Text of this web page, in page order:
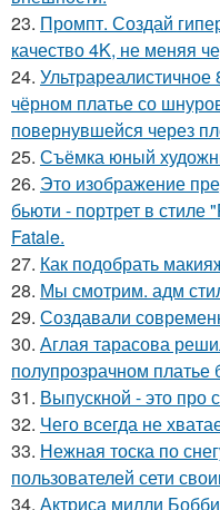
23. Промпт. Создай
качество 4K, не меняя
24.
чёрном платье со
повернувшейся через
25. Съёмка юный
26. Это изображение
бьюти - портрет в
Fatale.
27. Как подобрать
28. Мы смотрим. адм
29. Создавали
30. Аглая тарасова
полупрозрачном платье
31. Выпускной - это про
32. Чего всегда не
33. Нежная тоска по
пользователей сети
34. Актриса милли